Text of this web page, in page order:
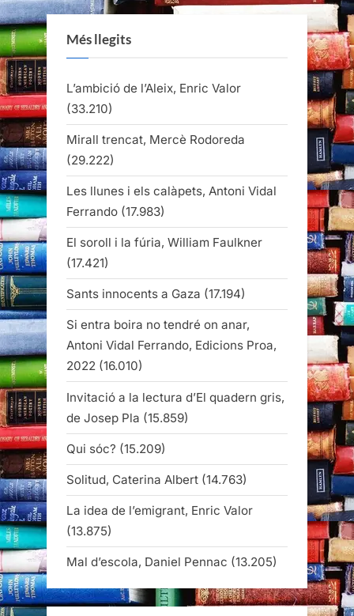
Més llegits
L’ambició de l’Aleix, Enric Valor
(33.210)
Mirall trencat, Mercè Rodoreda
(29.222)
Les llunes i els calàpets, Antoni Vidal
Ferrando (17.983)
El soroll i la fúria, William Faulkner
(17.421)
Sants innocents a Gaza (17.194)
Si entra boira no tendré on anar,
Antoni Vidal Ferrando, Edicions Proa,
2022 (16.010)
Invitació a la lectura d’El quadern gris,
de Josep Pla (15.859)
Qui sóc? (15.209)
Solitud, Caterina Albert (14.763)
La idea de l’emigrant, Enric Valor
(13.875)
Mal d’escola, Daniel Pennac (13.205)